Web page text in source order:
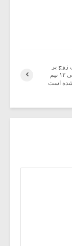
زوج بر
اساس موسیقی ۱۲ نیم
است